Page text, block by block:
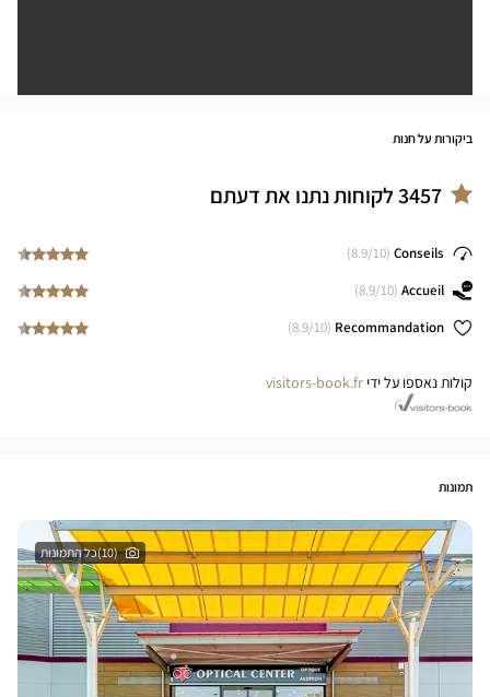
ביקורות על חנות
3457לקוחות נתנו את דעתם
Conseils
(
8.9/10)
Accueil
(
8.9/10)
Recommandation
(
8.9/10)
קולות נאספו על ידי visitors-book.fr
תמונות
(10)כל התמונות